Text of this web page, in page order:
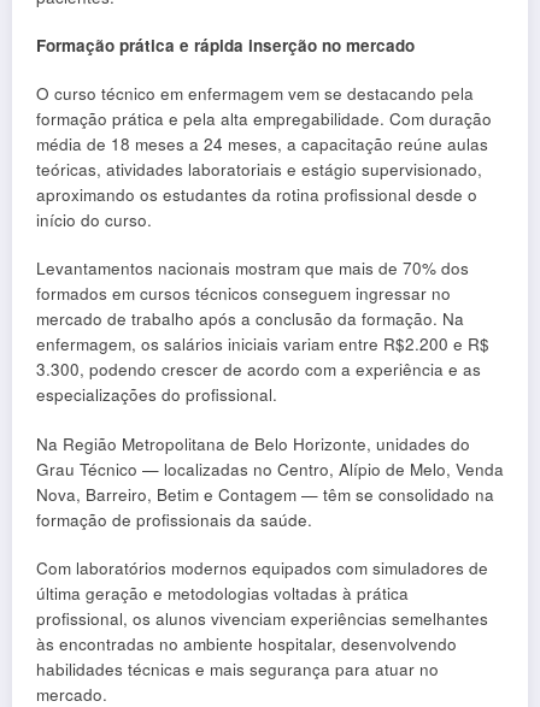
Formação prática e rápida inserção no mercado
O curso técnico em enfermagem vem se destacando pela
formação prática e pela alta empregabilidade. Com duração
média de 18 meses a 24 meses, a capacitação reúne aulas
teóricas, atividades laboratoriais e estágio supervisionado,
aproximando os estudantes da rotina profissional desde o
início do curso.
Levantamentos nacionais mostram que mais de 70% dos
formados em cursos técnicos conseguem ingressar no
mercado de trabalho após a conclusão da formação. Na
enfermagem, os salários iniciais variam entre R$2.200 e R$
3.300, podendo crescer de acordo com a experiência e as
especializações do profissional.
Na Região Metropolitana de Belo Horizonte, unidades do
Grau Técnico — localizadas no Centro, Alípio de Melo, Venda
Nova, Barreiro, Betim e Contagem — têm se consolidado na
formação de profissionais da saúde.
Com laboratórios modernos equipados com simuladores de
última geração e metodologias voltadas à prática
profissional, os alunos vivenciam experiências semelhantes
às encontradas no ambiente hospitalar, desenvolvendo
habilidades técnicas e mais segurança para atuar no
mercado.